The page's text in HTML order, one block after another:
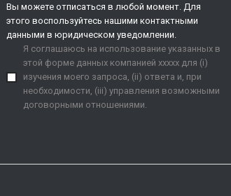
Вы можете отписаться в любой момент. Для
этого воспользуйтесь нашими контактными
данными в юридическом уведомлении.
Я соглашаюсь на использование указанных в
этой форме данных компанией xxxxx для (i)
изучения моего запроса, (ii) ответа и, при
необходимости, (iii) управления возможными
договорными отношениями.